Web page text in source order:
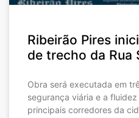
Ribeirão Pires
de trecho da Rua
Obra será executada em
segurança viária e a
principais corredores da